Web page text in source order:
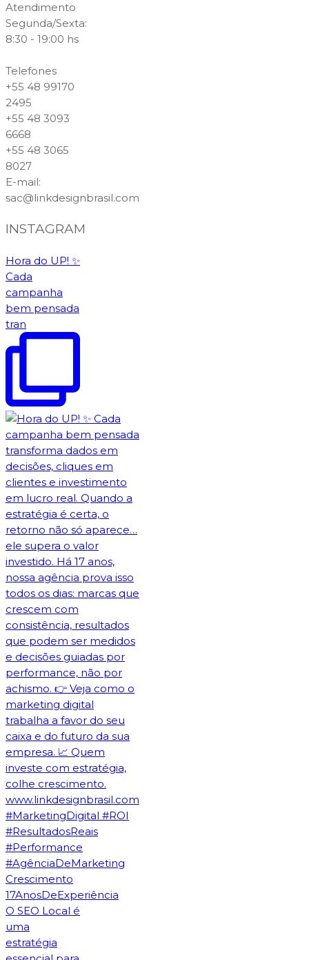
Atendimento
Segunda/Sexta:
8:30 - 19:00 hs
Telefones
+55 48 99170
2495
+55 48 3093
6668
+55 48 3065
8027
E-mail:
sac@linkdesignbrasil.com
INSTAGRAM
Hora do UP! ✨️
Cada
campanha
bem pensada
tran
O SEO Local é
uma
estratégia